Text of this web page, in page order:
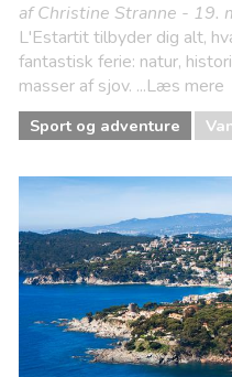
af Christine Stranne - 19.
L'Estartit tilbyder dig alt,
fantastisk ferie: natur,
masser af sjov. ...Læs mere
Sport og adventure